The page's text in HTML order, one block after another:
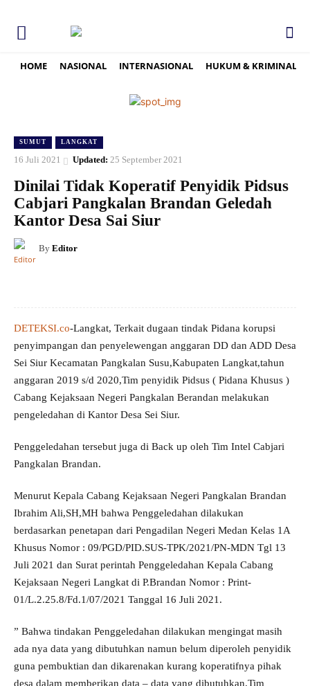
HOME NASIONAL INTERNASIONAL HUKUM & KRIMINAL
SUMUT LANGKAT
16 Juli 2021 Updated: 25 September 2021
Dinilai Tidak Koperatif Penyidik Pidsus
Cabjari Pangkalan Brandan Geledah
Kantor Desa Sai Siur
By Editor
DETEKSI.co-Langkat, Terkait dugaan tindak Pidana korupsi
penyimpangan dan penyelewengan anggaran DD dan ADD Desa
Sei Siur Kecamatan Pangkalan Susu,Kabupaten Langkat,tahun
anggaran 2019 s/d 2020,Tim penyidik Pidsus ( Pidana Khusus )
Cabang Kejaksaan Negeri Pangkalan Berandan melakukan
pengeledahan di Kantor Desa Sei Siur.
Penggeledahan tersebut juga di Back up oleh Tim Intel Cabjari
Pangkalan Brandan.
Menurut Kepala Cabang Kejaksaan Negeri Pangkalan Brandan
Ibrahim Ali,SH,MH bahwa Penggeledahan dilakukan
berdasarkan penetapan dari Pengadilan Negeri Medan Kelas 1A
Khusus Nomor : 09/PGD/PID.SUS-TPK/2021/PN-MDN Tgl 13
Juli 2021 dan Surat perintah Penggeledahan Kepala Cabang
Kejaksaan Negeri Langkat di P.Brandan Nomor : Print-
01/L.2.25.8/Fd.1/07/2021 Tanggal 16 Juli 2021.
” Bahwa tindakan Penggeledahan dilakukan mengingat masih
ada nya data yang dibutuhkan namun belum diperoleh penyidik
guna pembuktian dan dikarenakan kurang koperatifnya pihak
desa dalam memberikan data – data yang dibutuhkan.Tim